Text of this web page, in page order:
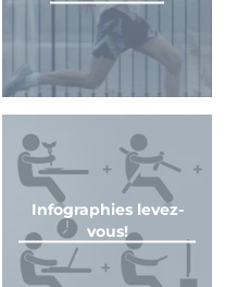
Infographies levez-
vous!